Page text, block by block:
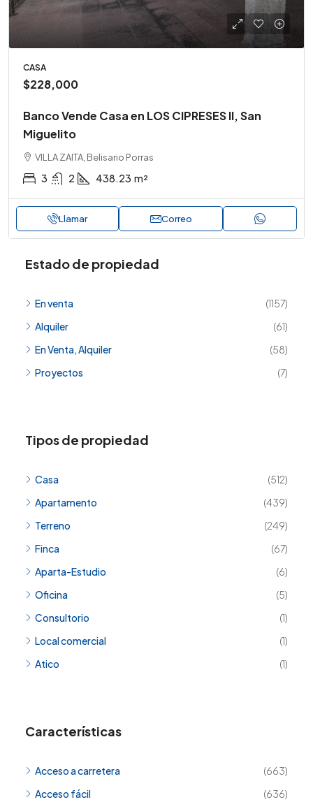
CASA
$228,000
Banco Vende Casa en LOS CIPRESES II, San
Miguelito
VILLA ZAITA, Belisario Porras
3 2 438.23 m²
Llamar Correo
Estado de propiedad
En venta
(1157)
Alquiler
(61)
En Venta, Alquiler
(58)
Proyectos
(7)
Tipos de propiedad
Casa
(512)
Apartamento
(439)
Terreno
(249)
Finca
(67)
Aparta-Estudio
(6)
Oficina
(5)
Consultorio
(1)
Local comercial
(1)
Atico
(1)
Características
Acceso a carretera
(663)
Acceso fácil
(636)